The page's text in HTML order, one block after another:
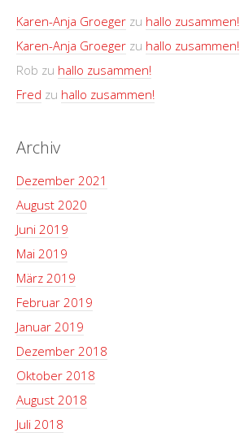
Karen-Anja Groeger zu hallo zusammen!
Karen-Anja Groeger zu hallo zusammen!
Rob zu hallo zusammen!
Fred zu hallo zusammen!
Archiv
Dezember 2021
August 2020
Juni 2019
Mai 2019
März 2019
Februar 2019
Januar 2019
Dezember 2018
Oktober 2018
August 2018
Juli 2018